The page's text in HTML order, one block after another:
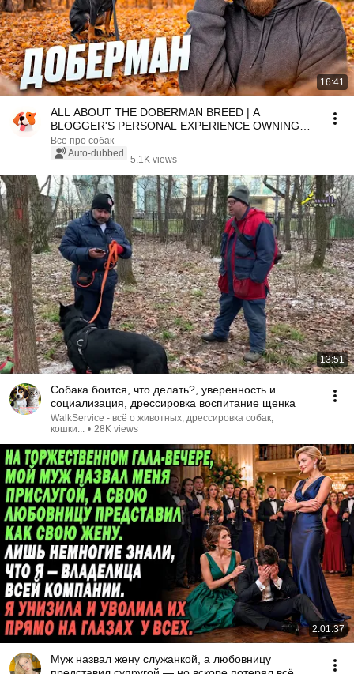
16:41
ALL ABOUT THE DOBERMAN BREED | A
BLOGGER'S PERSONAL EXPERIENCE OWNING
THE BREED
Все про собак
Auto-dubbed
5.1K views
13:51
Собака боится, что делать?, уверенность и
социализация, дрессировка воспитание щенка
WalkService - всё о животных, дрессировка собак,
кошки... • 28K views
2:01:37
Муж назвал жену служанкой, а любовницу